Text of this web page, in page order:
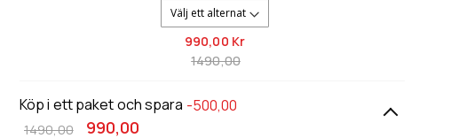
990,00 Kr
1490,00
Köp i ett paket och spara -500,00
990,00
1490,00